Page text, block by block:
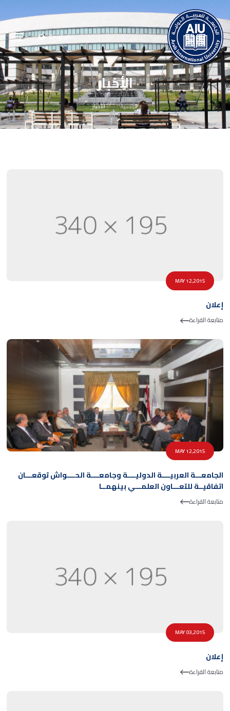
English
الأخبار
الرئيسية الأخبار
MAY 12,2015
إعلان
متابعة القراءة
MAY 12,2015
الجامعـــة العربيــــة الدوليــــة وجامعــــة الحــــواش توقعـــان
اتفاقيــة للتعـــاون العلمـــي بينهمــا
متابعة القراءة
MAY 03,2015
إعلان
متابعة القراءة